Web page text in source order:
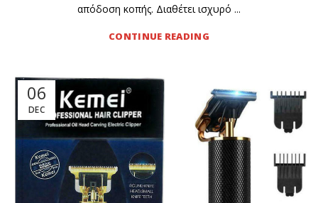
απόδοση κοπής. Διαθέτει ισχυρό ...
CONTINUE READING
06
DEC